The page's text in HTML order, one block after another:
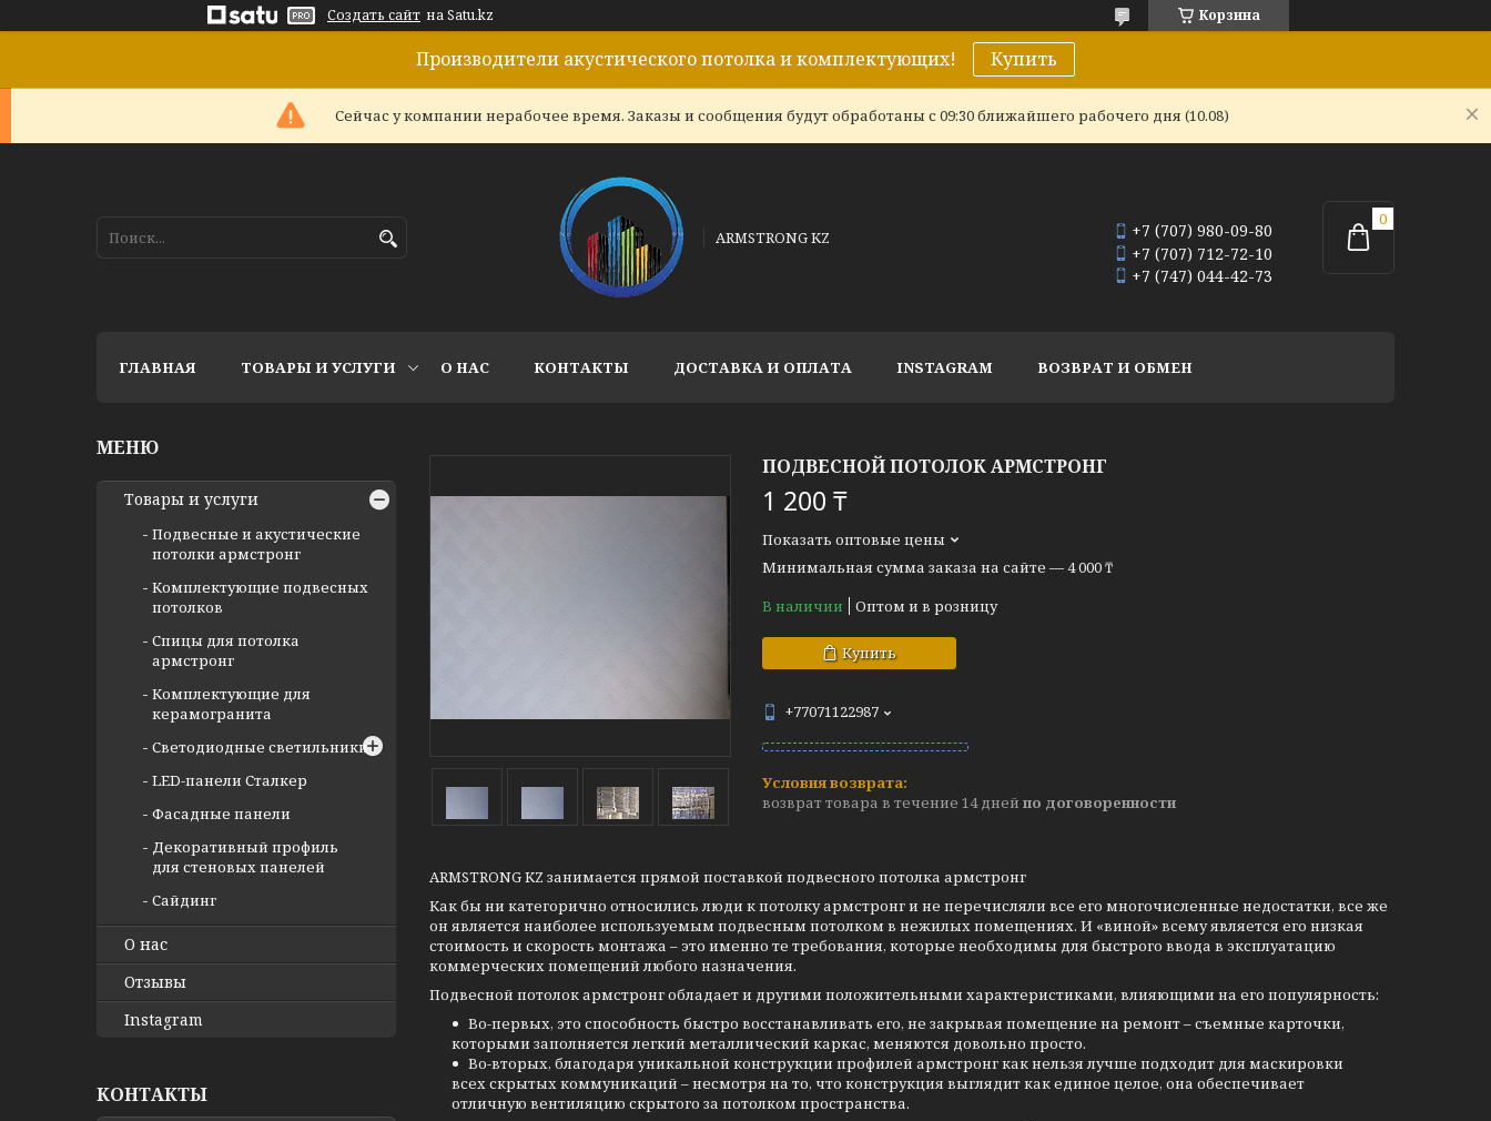
Создать сайт на Satu.kz Корзина
Производители акустического потолка и комплектующих! Купить
Сейчас у компании нерабочее время. Заказы и сообщения будут обработаны с 09:30 ближайшего рабочего дня (10.08)
ARMSTRONG KZ
+7 (707) 980-09-80
+7 (707) 712-72-10
+7 (747) 044-42-73
ГЛАВНАЯ ТОВАРЫ И УСЛУГИ О НАС КОНТАКТЫ ДОСТАВКА И ОПЛАТА INSTAGRAM ВОЗВРАТ И ОБМЕН
ПОДВЕСНОЙ ПОТОЛОК АРМСТРОНГ
1 200 ₸
Показать оптовые цены
Минимальная сумма заказа на сайте — 4 000 ₸
В наличии
Оптом и в розницу
Купить
+77071122987
возврат товара в течение 14 дней по договоренности
ARMSTRONG KZ занимается прямой поставкой подвесного потолка армстронг
Как бы ни категорично относились люди к потолку армстронг и не перечисляли все его многочисленные недостатки, все же
он является наиболее используемым подвесным потолком в нежилых помещениях. И «виной» всему является его низкая
стоимость и скорость монтажа – это именно те требования, которые необходимы для быстрого ввода в эксплуатацию
коммерческих помещений любого назначения.
Подвесной потолок армстронг обладает и другими положительными характеристиками, влияющими на его популярность:
Во-первых, это способность быстро восстанавливать его, не закрывая помещение на ремонт – съемные карточки,
которыми заполняется легкий металлический каркас, меняются довольно просто.
Во-вторых, благодаря уникальной конструкции профилей армстронг как нельзя лучше подходит для маскировки
всех скрытых коммуникаций – несмотря на то, что конструкция выглядит как единое целое, она обеспечивает
отличную вентиляцию скрытого за потолком пространства.
Товары и услуги
Подвесные и акустические
потолки армстронг
Комплектующие подвесных
потолков
Спицы для потолка
армстронг
Комплектующие для
керамогранита
Светодиодные светильники
LED-панели Сталкер
Фасадные панели
Декоративный профиль
для стеновых панелей
Сайдинг
О нас
Отзывы
Instagram
КОНТАКТЫ